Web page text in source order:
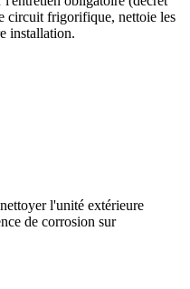
circuit frigorifique, nettoie les
installation.
l'unité extérieure
de corrosion sur